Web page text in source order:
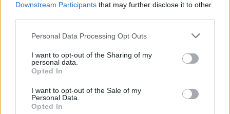
Downstream Participants that may further disclose it to other
Personal Data Processing Opt Outs
I want to opt-out of the Sharing of my
personal data.
Opted In
I want to opt-out of the Sale of my
Personal Data.
Opted In
Publicidad